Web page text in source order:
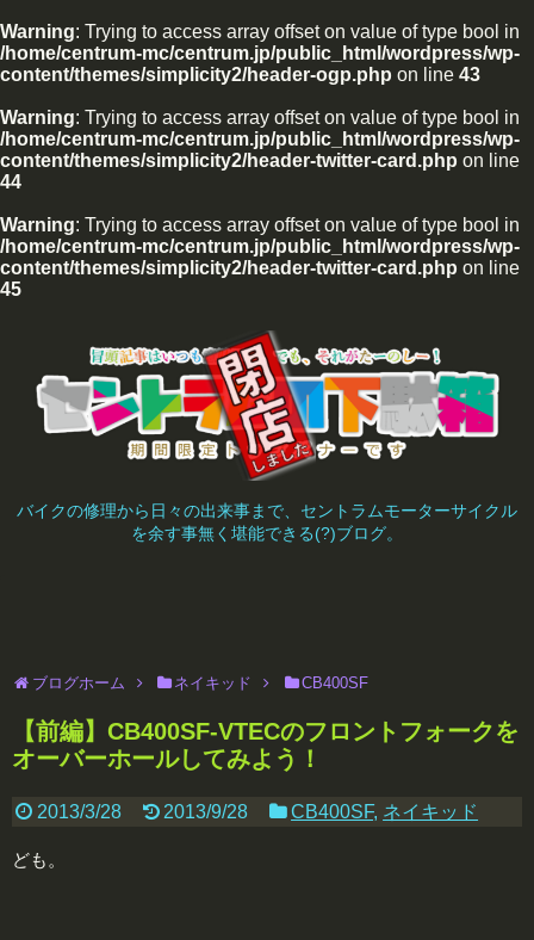
Warning: Trying to access array offset on value of type bool in
/home/centrum-mc/centrum.jp/public_html/wordpress/wp-
content/themes/simplicity2/header-ogp.php on line 43
Warning: Trying to access array offset on value of type bool in
/home/centrum-mc/centrum.jp/public_html/wordpress/wp-
content/themes/simplicity2/header-twitter-card.php on line
44
Warning: Trying to access array offset on value of type bool in
/home/centrum-mc/centrum.jp/public_html/wordpress/wp-
content/themes/simplicity2/header-twitter-card.php on line
45
バイクの修理から日々の出来事まで、セントラムモーターサイクル
を余す事無く堪能できる(?)ブログ。
ブログホーム ネイキッド CB400SF
【前編】CB400SF-VTECのフロントフォークを
オーバーホールしてみよう！
2013/3/28 2013/9/28 CB400SF, ネイキッド
ども。